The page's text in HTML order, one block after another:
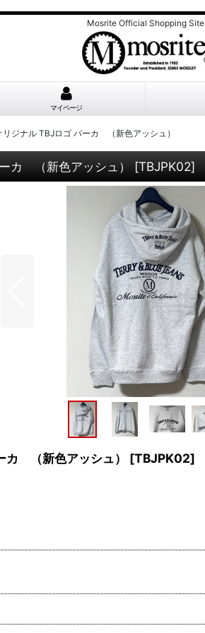
Mosrite Official Shopping Site
マイページ
リジナル TBJロゴ パーカ （新色アッシュ）
カ （新色アッシュ） [TBJPK02]
カ （新色アッシュ） [TBJPK02]